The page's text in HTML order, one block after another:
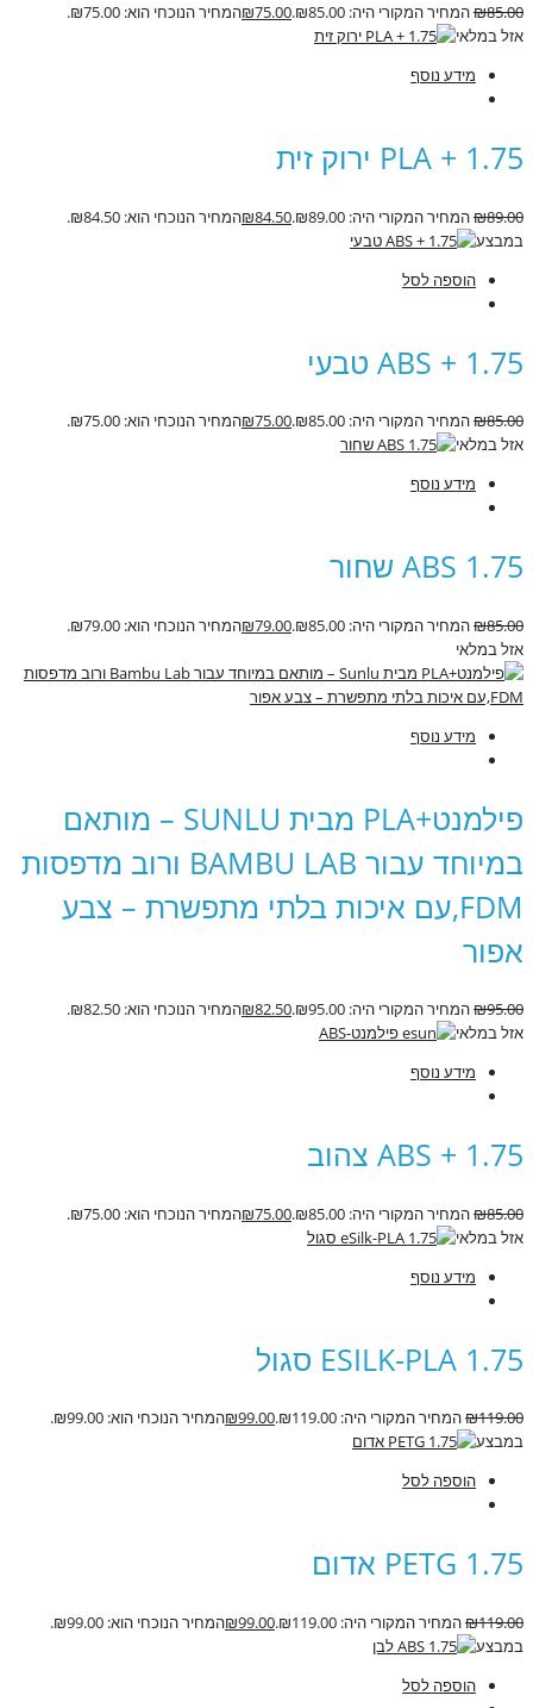
₪85.00 המחיר המקורי היה: ₪85.00. ₪75.00
המחיר הנוכחי הוא: ₪75.00.
אזל במלאי
מידע נוסף
PLA + 1.75 ירוק זית
₪89.00 המחיר המקורי היה: ₪89.00. ₪84.50
המחיר הנוכחי הוא: ₪84.50.
במבצע
הוספה לסל
ABS + 1.75 טבעי
₪85.00 המחיר המקורי היה: ₪85.00. ₪75.00
המחיר הנוכחי הוא: ₪75.00.
אזל במלאי
מידע נוסף
ABS 1.75 שחור
₪85.00 המחיר המקורי היה: ₪85.00. ₪79.00
המחיר הנוכחי הוא: ₪79.00.
אזל במלאי
מידע נוסף
פילמנט+PLA מבית SUNLU – מותאם
במיוחד עבור BAMBU LAB ורוב מדפסות
FDM,עם איכות בלתי מתפשרת – צבע
אפור
₪95.00 המחיר המקורי היה: ₪95.00. ₪82.50
המחיר הנוכחי הוא: ₪82.50.
אזל במלאי
מידע נוסף
ABS + 1.75 צהוב
₪85.00 המחיר המקורי היה: ₪85.00. ₪75.00
המחיר הנוכחי הוא: ₪75.00.
אזל במלאי
מידע נוסף
ESILK-PLA 1.75 סגול
₪119.00 המחיר המקורי היה: ₪119.00. ₪99.00
המחיר הנוכחי הוא: ₪99.00.
במבצע
הוספה לסל
PETG 1.75 אדום
₪119.00 המחיר המקורי היה: ₪119.00. ₪99.00
המחיר הנוכחי הוא: ₪99.00.
במבצע
הוספה לסל